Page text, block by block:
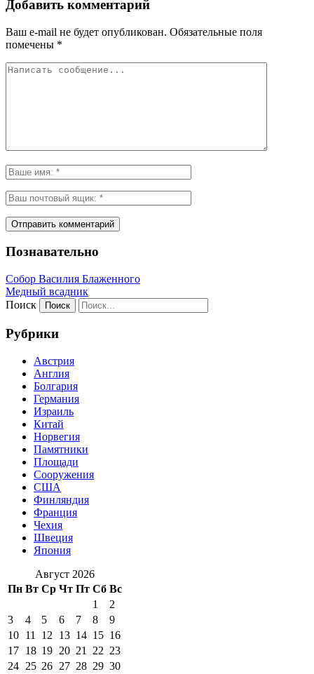
Добавить комментарий
Ваш e-mail не будет опубликован. Обязательные поля
помечены *
Познавательно
Собор Василия Блаженного
Медный всадник
Поиск
Рубрики
Австрия
Англия
Болгария
Германия
Израиль
Китай
Норвегия
Памятники
Площади
Сооружения
США
Финляндия
Франция
Чехия
Швеция
Япония
Август 2026
Пн Вт Ср Чт Пт Сб Вс
1
2
3
4 5 6 7 8
9
10 11 12 13 14 15 16
17 18 19 20 21 22 23
24 25 26 27 28 29 30